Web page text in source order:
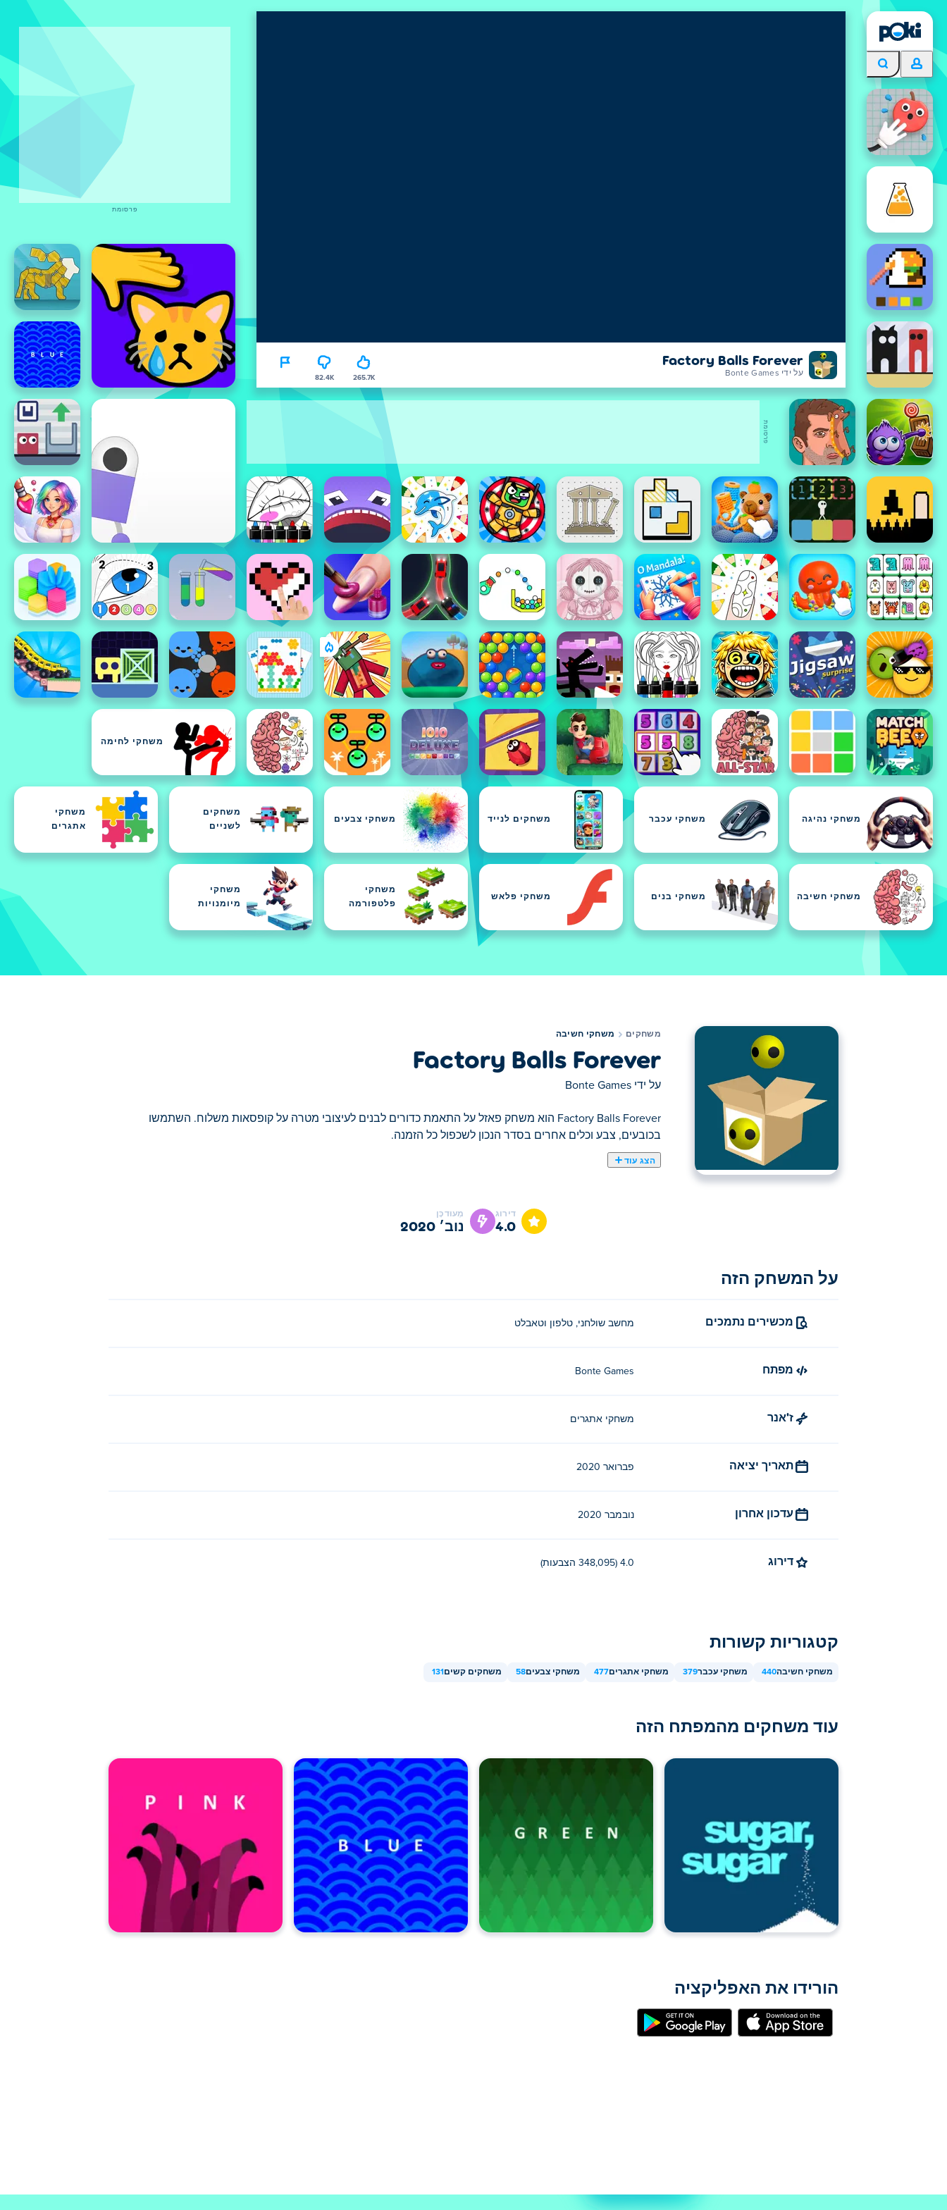
Factory Balls Forever
על ידי Bonte Games 265.7K
82.4K
משחקי לחימה
משחקי נהיגה משחקי עכבר משחקים לנייד משחקי צבעים
משחקים
לשניים
משחקי
אתגרים
משחקי חשיבה משחקי בנים משחקי פלאש
משחקי
פלטפורמה
משחקי
מיומנויות
פרסומת
פרסומת
משחקים משחקי חשיבה
Factory Balls Forever
על ידי Bonte Games
Factory Balls Forever הוא משחק פאזל על התאמת כדורים לבנים לעיצובי מטרה על קופסאות משלוח. השתמשו
בכובעים, צבע וכלים אחרים בסדר הנכון לשכפול כל הזמנה.
הצג עוד
כאן תוכלו לשחק ב Factory Balls Forever. Factory Balls Forever הוא אחד מהמשחקי חשיבה הנבחרים שלנו
דירוג
4.0
מְעוּדכָּן
נוב׳ 2020
על המשחק הזה
מכשירים נתמכים מחשב שולחני, טלפון וטאבלט
מפתח Bonte Games
ז'אנר משחקי אתגרים
תאריך יציאה פברואר 2020
עדכון אחרון נובמבר 2020
דירוג 4.0 (348,095 הצבעות)
קטגוריות קשורות
משחקי חשיבה440 משחקי עכבר379 משחקי אתגרים477 משחקי צבעים58 משחקים קשים 131
עוד משחקים מהמפתח הזה
הורידו את האפליקציה